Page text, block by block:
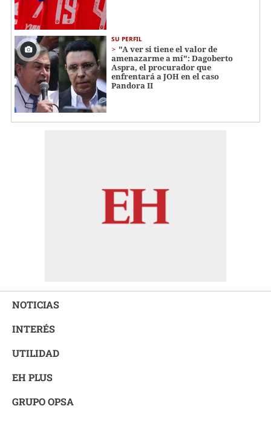
SU PERFIL
"A ver si tiene el valor de
amenazarme a mí": Dagoberto
Aspra, el procurador que
enfrentará a JOH en el caso
Pandora II
NOTICIAS
INTERÉS
UTILIDAD
EH PLUS
GRUPO OPSA